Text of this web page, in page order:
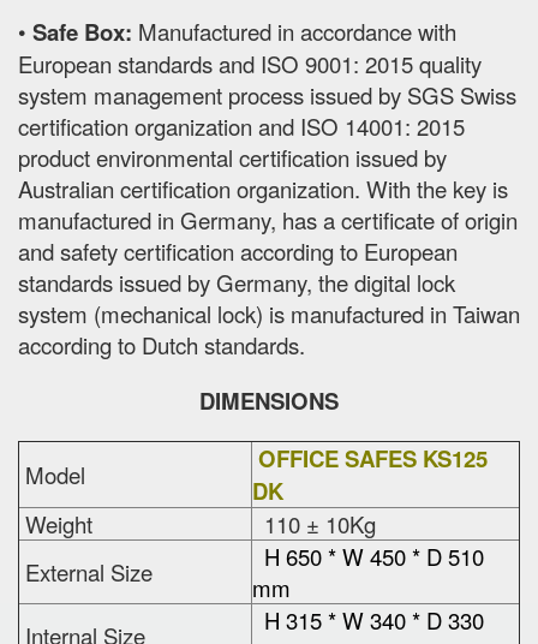
• Safe Box: Manufactured in accordance with
European standards and ISO 9001: 2015 quality
system management process issued by SGS Swiss
certification organization and ISO 14001: 2015
product environmental certification issued by
Australian certification organization. With the key is
manufactured in Germany, has a certificate of origin
and safety certification according to European
standards issued by Germany, the digital lock
system (mechanical lock) is manufactured in Taiwan
according to Dutch standards.
DIMENSIONS
Model
OFFICE SAFES KS125
DK
Weight
110 ± 10Kg
External Size
H 650 * W 450 * D 510
mm
Internal Size
H 315 * W 340 * D 330